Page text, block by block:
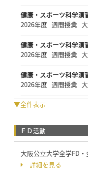
健康・スポーツ科学演
2026年度 週間授業
健康・スポーツ科学演
2026年度 週間授業
健康・スポーツ科学演
2026年度 週間授業
▼全件表示
ＦＤ活動
大阪公立大学全学FD
詳細を見る